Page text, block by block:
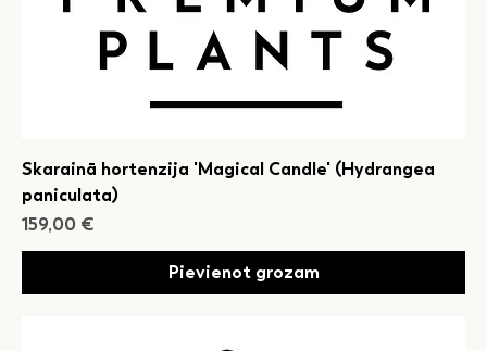
Skarainā hortenzija 'Magical Candle' (Hydrangea
paniculata)
Cena
159,00 €
Pievienot grozam